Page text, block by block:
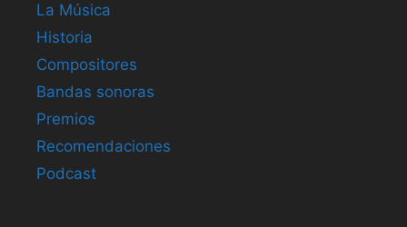
La Música
Historia
Compositores
Bandas sonoras
Premios
Recomendaciones
Podcast